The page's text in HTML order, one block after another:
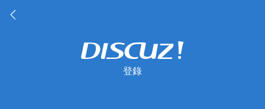
登錄